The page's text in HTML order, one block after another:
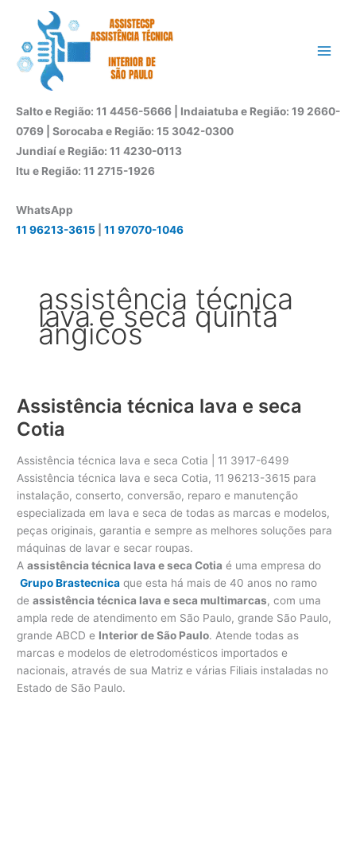
conteúdo
Salto e Região: 11 4456-5666 | Indaiatuba e Região: 19 2660-
0769 | Sorocaba e Região: 15 3042-0300
Jundiaí e Região: 11 4230-0113
Itu e Região: 11 2715-1926
WhatsApp
11 96213-3615
11 97070-1046
assistência técnica
lava e seca quinta
ângicos
Assistência técnica lava e seca
Cotia
Assistência técnica lava e seca Cotia | 11 3917-6499
Assistência técnica lava e seca Cotia, 11 96213-3615 para
instalação, conserto, conversão, reparo e manutenção
especializada em lava e seca de todas as marcas e modelos,
peças originais, garantia e sempre as melhores soluções para
máquinas de lavar e secar roupas.
Aassistência técnica lava e seca Cotia é uma empresa do
Grupo Brastecnica que esta há mais de 40 anos no ramo
deassistência técnica lava e seca multimarcas, com uma
ampla rede de atendimento em São Paulo, grande São Paulo,
grande ABCD e Interior de São Paulo. Atende todas as
marcas e modelos de eletrodomésticos importados e
nacionais, através de sua Matriz e várias Filiais instaladas no
Estado de São Paulo.